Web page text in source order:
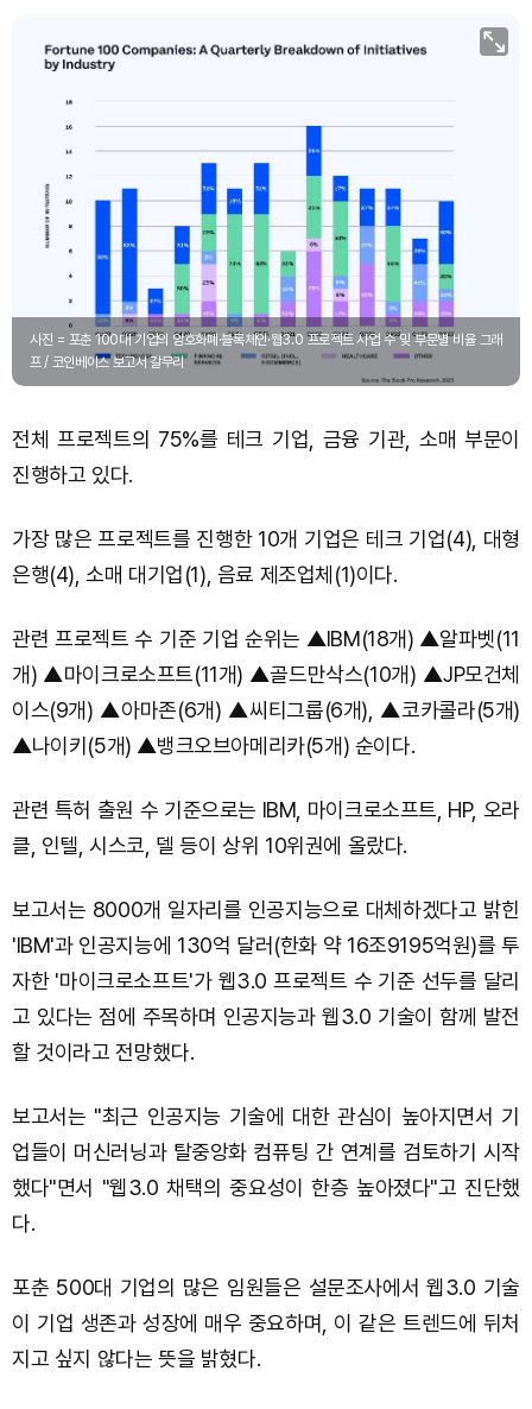
사진 = 포춘 100대 기업의 암호화폐·블록체인·웹3.0 프로젝트 사업 수 및 부문별 비율 그래
프 / 코인베이스 보고서 갈무리
전체 프로젝트의 75%를 테크 기업, 금융 기관, 소매 부문이
진행하고 있다.
가장 많은 프로젝트를 진행한 10개 기업은 테크 기업(4), 대형
은행(4), 소매 대기업(1), 음료 제조업체(1)이다.
관련 프로젝트 수 기준 기업 순위는 ▲IBM(18개) ▲알파벳(11
개) ▲마이크로소프트(11개) ▲골드만삭스(10개) ▲JP모건체
이스(9개) ▲아마존(6개) ▲씨티그룹(6개), ▲코카콜라(5개)
▲나이키(5개) ▲뱅크오브아메리카(5개) 순이다.
관련 특허 출원 수 기준으로는 IBM, 마이크로소프트, HP, 오라
클, 인텔, 시스코, 델 등이 상위 10위권에 올랐다.
보고서는 8000개 일자리를 인공지능으로 대체하겠다고 밝힌
'IBM'과 인공지능에 130억 달러(한화 약 16조9195억원)를 투
자한 '마이크로소프트'가 웹3.0 프로젝트 수 기준 선두를 달리
고 있다는 점에 주목하며 인공지능과 웹3.0 기술이 함께 발전
할 것이라고 전망했다.
보고서는 "최근 인공지능 기술에 대한 관심이 높아지면서 기
업들이 머신러닝과 탈중앙화 컴퓨팅 간 연계를 검토하기 시작
했다"면서 "웹3.0 채택의 중요성이 한층 높아졌다"고 진단했
다.
포춘 500대 기업의 많은 임원들은 설문조사에서 웹3.0 기술
이 기업 생존과 성장에 매우 중요하며, 이 같은 트렌드에 뒤처
지고 싶지 않다는 뜻을 밝혔다.